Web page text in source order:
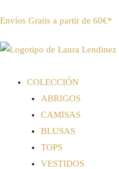
Envíos Gratis a partir de 60€*
COLECCIÓN
ABRIGOS
CAMISAS
BLUSAS
TOPS
VESTIDOS